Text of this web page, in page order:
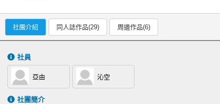
社團介紹 同人誌作品(29) 周邊作品(6)
社員
亞由 沁空
社團簡介